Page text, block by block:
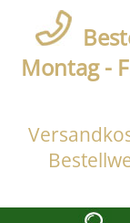
Montag -